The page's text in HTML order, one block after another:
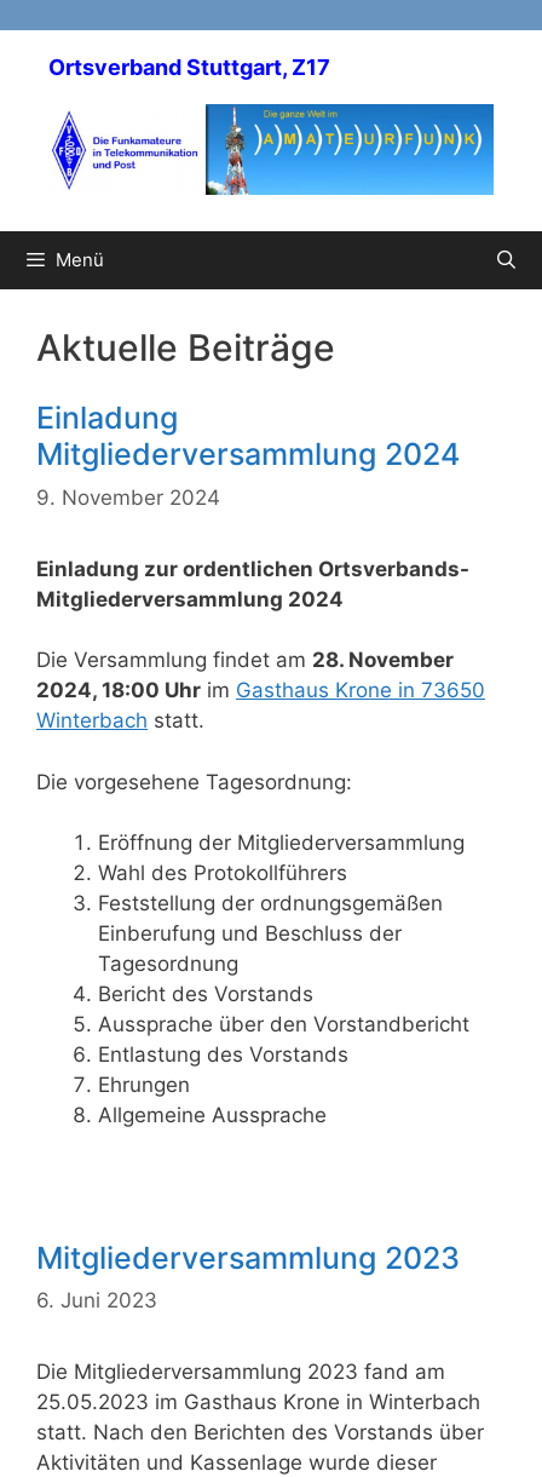
springenOrtsverband Stuttgart, Z17
Menü
Aktuelle Beiträge
Einladung
Mitgliederversammlung 2024
9. November 2024
Einladung zur ordentlichen Ortsverbands-
Mitgliederversammlung 2024
Die Versammlung findet am 28. November
2024, 18:00 Uhr im Gasthaus Krone in 73650
Winterbach statt.
Die vorgesehene Tagesordnung:
Eröffnung der Mitgliederversammlung
Wahl des Protokollführers
Feststellung der ordnungsgemäßen
Einberufung und Beschluss der
Tagesordnung
Bericht des Vorstands
Aussprache über den Vorstandbericht
Entlastung des Vorstands
Ehrungen
Allgemeine Aussprache
Mitgliederversammlung 2023
6. Juni 2023
Die Mitgliederversammlung 2023 fand am
25.05.2023 im Gasthaus Krone in Winterbach
statt. Nach den Berichten des Vorstands über
Aktivitäten und Kassenlage wurde dieser